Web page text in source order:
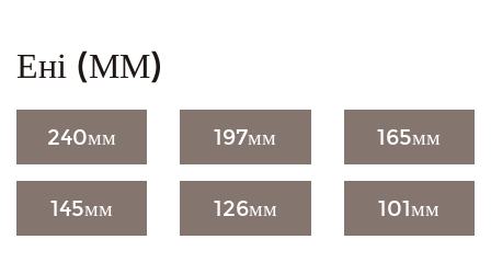
Ені (ММ)
240мм 197мм 165мм
145мм 126мм 101мм